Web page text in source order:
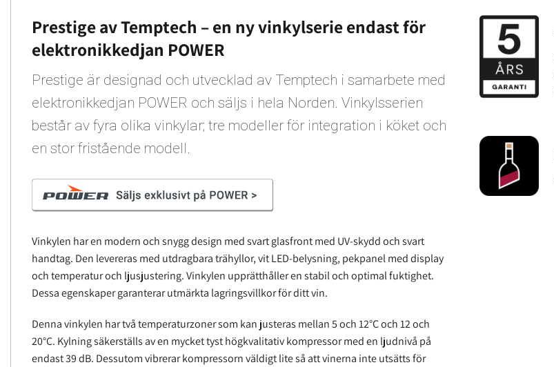
Prestige av Temptech – en ny vinkylserie endast för
elektronikkedjan POWER
Prestige är designad och utvecklad av Temptech i samarbete med
elektronikkedjan POWER och säljs i hela Norden. Vinkylsserien
består av fyra olika vinkylar; tre modeller för integration i köket och
en stor fristående modell.
Vinkylen har en modern och snygg design med svart glasfront med UV-skydd och svart
handtag. Den levereras med utdragbara trähyllor, vit LED-belysning, pekpanel med display
och temperatur och ljusjustering. Vinkylen upprätthåller en stabil och optimal fuktighet.
Dessa egenskaper garanterar utmärkta lagringsvillkor för ditt vin.
Denna vinkylen har två temperaturzoner som kan justeras mellan 5 och 12°C och 12 och
20°C. Kylning säkerställs av en mycket tyst högkvalitativ kompressor med en ljudnivå på
endast 39 dB. Dessutom vibrerar kompressorn väldigt lite så att vinerna inte utsätts för